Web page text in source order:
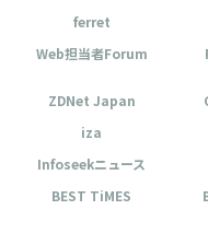
ferret
Web担当者Forum
ZDNet Japan
iza
Infoseekニュース
BEST TiMES